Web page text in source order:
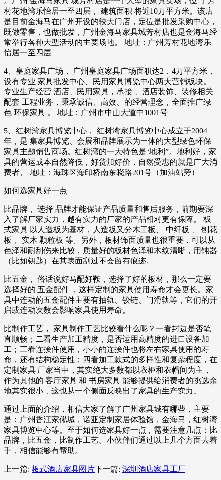
村花地湾乐怡居一至四层， 建筑面积 将近10万平方米。该店
是目前金海马在广州开设的较大门店，定位是批发采购中心，
既做零售，也做批发，广州金海马家具城芳村店也是金海马经
常举行各种大型活动的主要场地。 地址：广州芳村花地湾乐
怡居一至四层
4、皇庭家具广场， 广州皇庭家具广场面积达2．4万平方米，
设有专业 家具批发中心、民用家具博览中心两大营销板块。
专业生产经营 酒店、民用家具，承接 、酒店装饰、装修相关
配套 工程业务，秉承诚信、高效、的经营理念，全面推广绿
色 环保家具 。 地址：广州市中山大道中1001号
5、红树湾家具博览中心， 红树湾家具博览中心成立于2004
年，是 集家具博览、会展和品牌展示为一体的大型绿色环保
家具主题销售商场。红树湾的一大特色是“地利”。地利好，家
具的营运成本自然降低，好货加好价，自然受惠的就是广大消
费者。 地址：海珠区海印桥南东晓路201号（加油站旁）
如何选家具好一点
比品牌， 选择 品牌才能保证产品质量和售后服务，前期要深
入了解厂家实力，越有实力的厂家的产品相对更有保障。 板
式家具 以人造板为基材，人造板又分木工板、 中纤板 、 刨花
板 、实木 颗粒板 等。另外，板材饰面质量也很重要，可以从
色泽和耐刮伤来比较，质量好的板材色泽和木纹清晰，用钝器
（比如钥匙）在其表面刮过不会留有痕迹。
比五金， 俗话说好马配好鞍，选择了好的板材，那么一定要
选择好的 五金配件 ，这样定制的家具使用寿命才会更长。家
具中连动的五金配件主要有抽轨、铰链、门滑轨等，它们的开
启或连动次数会影响家具使用寿命。
比制作工艺， 家具制作工艺比较看什么呢？一看封边是否笔
直顺畅；二看生产加工精度，是否运用高精度的进口设备加
工；三看连接件使用，小小的连接件也将左右家具使用的寿
命，还有结构稳定性；四看加工款式的多样性和复杂程度，在
定制家具 厂家当中，其实绝大多数都以衣柜和衣帽间为主，
作为其他的 客厅家具 和 书房家具 能够提供给消费者的挑选余
地其实很小，这也从一个侧面反映出了家具的生产实力。
通过上面的介绍，相信大家了解了广州家具城有哪些，主要
是：广州香江家俬城，诺亚定制家居体验馆，金海马，红树湾
家具博览中心等。至于如何选家具好一点，需要注意几点：比
品牌，比五金，比制作工艺。小伙伴们通过以上几个方面去着
手，相信能够有帮助。
上一篇: 板式酒店家具图片下一篇: 深圳酒店家具工厂